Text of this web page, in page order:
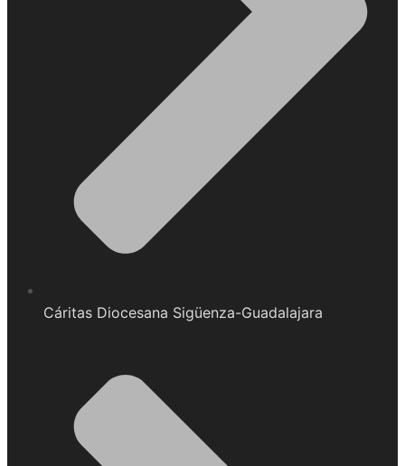
Cáritas Diocesana Sigüenza-Guadalajara